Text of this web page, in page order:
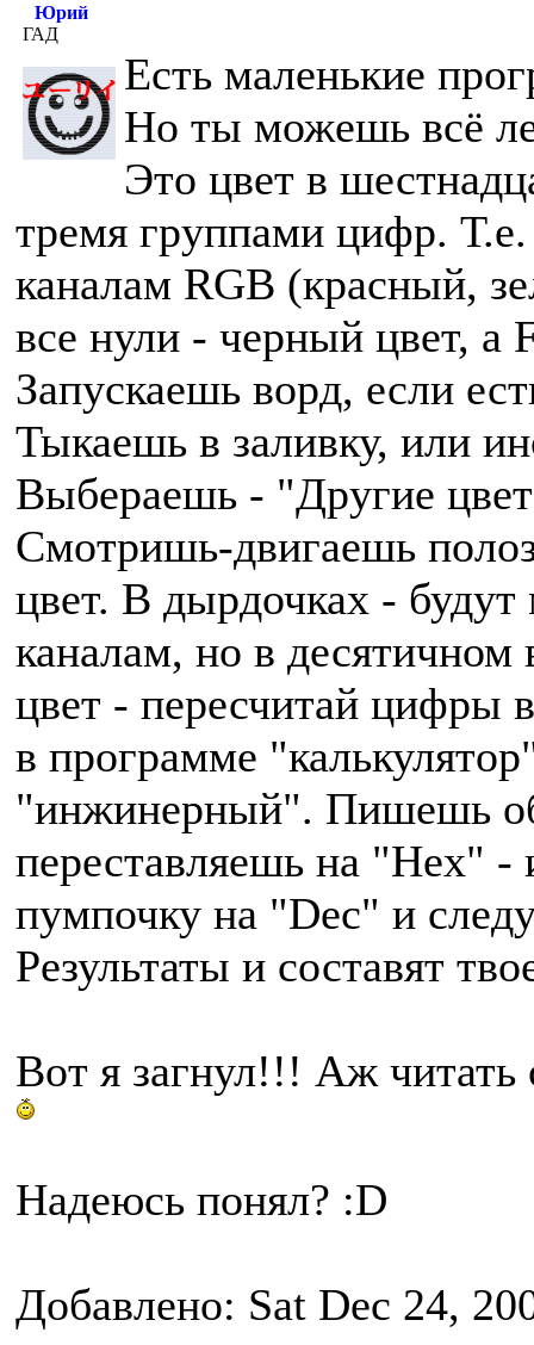
Юрий
ГАД
Есть маленькие
Но ты можешь всё
Это цвет в
тремя группами цифр.
каналам RGB (красный,
все нули - черный цвет, а
Запускаешь ворд, если
Тыкаешь в заливку, или
Выбераешь - "Другие
Смотришь-двигаешь
цвет. В дырдочках -
каналам, но в
цвет - пересчитай цифры
в программе
"инжинерный". Пишешь
переставляешь на "Hex"
пумпочку на "Dec" и
Результаты и составят
Вот я загнул!!! Аж читать
Надеюсь понял? :D
Добавлено: Sat Dec 24,